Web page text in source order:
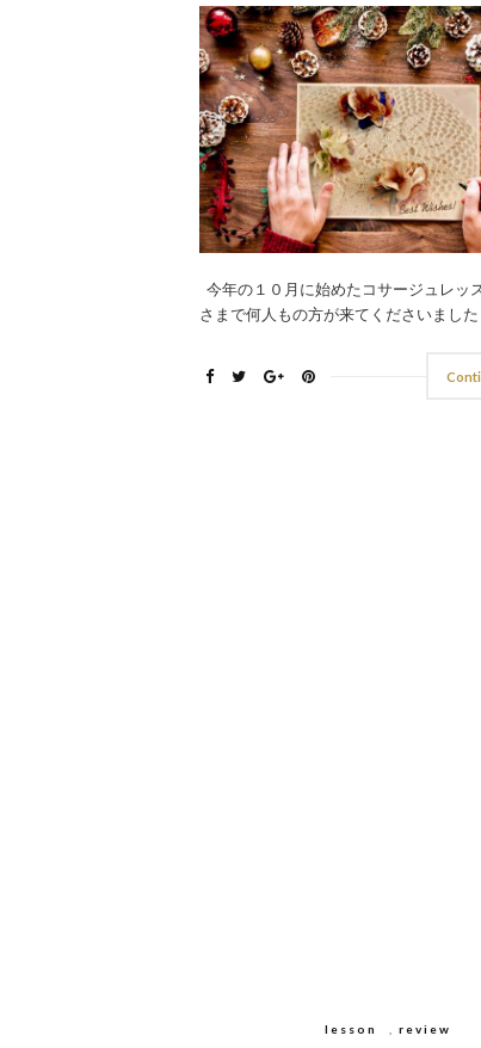
今年の１０月に始めたコサージュレッ
さまで何人もの方が来てくださいまし
lesson ,review